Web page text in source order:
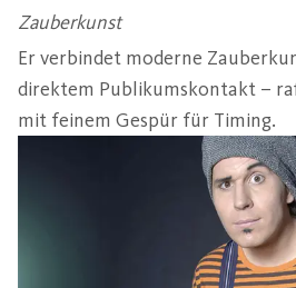
Zauberkunst
Er verbindet moderne
direktem Publikumskontakt –
mit feinem Gespür für Timing.